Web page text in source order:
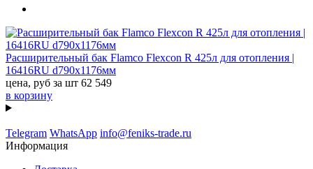
Расширительный бак Flamco Flexcon R 425л для отопления |
16416RU d790x1176мм
цена, руб за шт 62 549
в корзину
Telegram WhatsApp info@feniks-trade.ru
Информация